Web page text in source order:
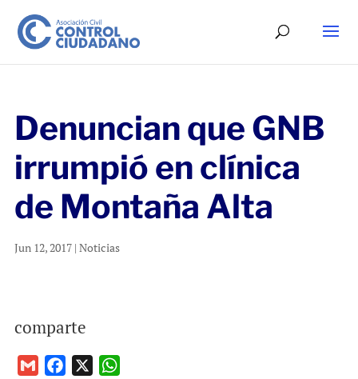
Denuncian que GNB
irrumpió en clínica
de Montaña Alta
Jun 12, 2017| Noticias
comparte